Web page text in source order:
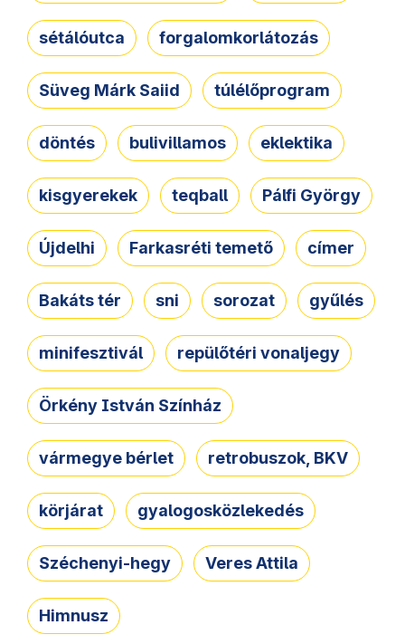
sétálóutca forgalomkorlátozás
Süveg Márk Saiid túlélőprogram
döntés bulivillamos eklektika
kisgyerekek teqball Pálfi György
Újdelhi Farkasréti temető címer
Bakáts tér sni sorozat gyűlés
minifesztivál repülőtéri vonaljegy
Örkény István Színház
vármegye bérlet retrobuszok, BKV
körjárat gyalogosközlekedés
Széchenyi-hegy Veres Attila
Himnusz